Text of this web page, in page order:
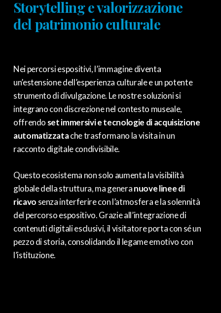
Storytelling e valorizzazione
del patrimonio culturale
Nei percorsi espositivi,l’immagine diventa
un’estensione dell’esperienza culturale e un potente
strumento di divulgazione. Le nostre soluzioni si
integrano con discrezione nel contesto museale,
offrendo set immersivi e tecnologie di acquisizione
automatizzatache trasformano la visita in un
racconto digitale condivisibile.
Questo ecosistema non solo aumenta la visibilità
globale della struttura,ma generanuove linee di
ricavo senza interferire con l’atmosfera e la solennità
del percorso espositivo.Grazie all’integrazione di
contenuti digitali esclusivi, il visitatore porta con sé un
pezzo di storia,consolidando il legame emotivo con
l’istituzione.